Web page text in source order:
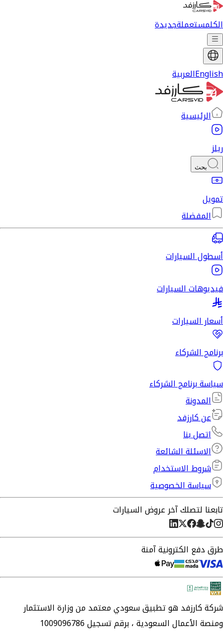
الكلمستعملةجديدة
Englishالعربية
الرئيسية
ريلز
بحث
تمويل
المفضلة
أسطول السيارات
فيديوهات السيارات
أسعار السيارات
برنامج الشركاء
سياسة برنامج الشركاء
المدونة
عن كارزفد
اتصل بنا
الاسئلة الشائعة
شروط الاستخدام
سياسة الخصوصية
تابعنا لتصلك آخر عروض السيارات
طرق دفع الكترونية آمنة
شركةكارزفدهو تطبيق سعودي معتمد من وزارة الاستثمار
ومنصة الأعمال السعودية ،برقم تسجيل 1009096786